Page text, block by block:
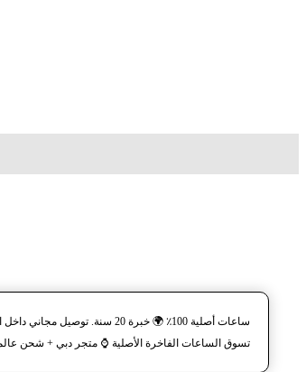
ساعات أصلية 100٪ 🌍 خبرة 20 سنة. توصيل مجاني داخل الإمارات.
تسوق الساعات الفاخرة الأصلية ⌚️ متجر دبي + شحن